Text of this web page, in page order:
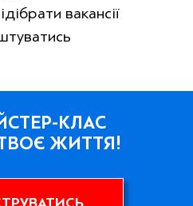
вакансії
КЛАС
ЖИТТЯ!